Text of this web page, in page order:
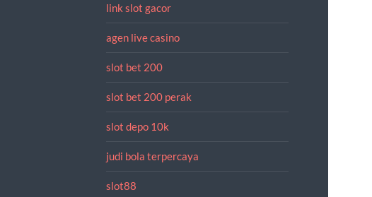
link slot gacor
agen live casino
slot bet 200
slot bet 200 perak
slot depo 10k
judi bola terpercaya
slot88